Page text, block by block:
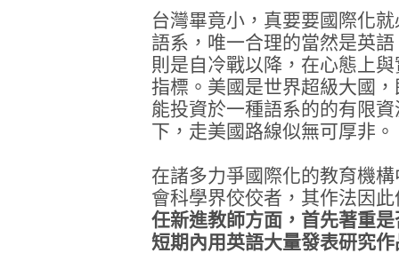
台灣畢竟小，真要要國際化
語系，唯一合理的當然是英
則是自冷戰以降，在心態上
指標。美國是世界超級大國
能投資於一種語系的的有限
下，走美國路線似無可厚非。
在諸多力爭國際化的教育機
會科學界佼佼者，其作法因
任新進教師方面，首先著重
短期內用英語大量發表研究